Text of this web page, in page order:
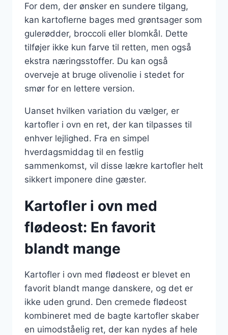
For dem, der ønsker en sundere tilgang,
kan kartoflerne bages med grøntsager som
gulerødder, broccoli eller blomkål. Dette
tilføjer ikke kun farve til retten, men også
ekstra næringsstoffer. Du kan også
overveje at bruge olivenolie i stedet for
smør for en lettere version.
Uanset hvilken variation du vælger, er
kartofler i ovn en ret, der kan tilpasses til
enhver lejlighed. Fra en simpel
hverdagsmiddag til en festlig
sammenkomst, vil disse lækre kartofler helt
sikkert imponere dine gæster.
Kartofler i ovn med
flødeost: En favorit
blandt mange
Kartofler i ovn med flødeost er blevet en
favorit blandt mange danskere, og det er
ikke uden grund. Den cremede flødeost
kombineret med de bagte kartofler skaber
en uimodståelig ret, der kan nydes af hele